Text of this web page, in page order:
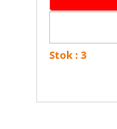
Stok : 3